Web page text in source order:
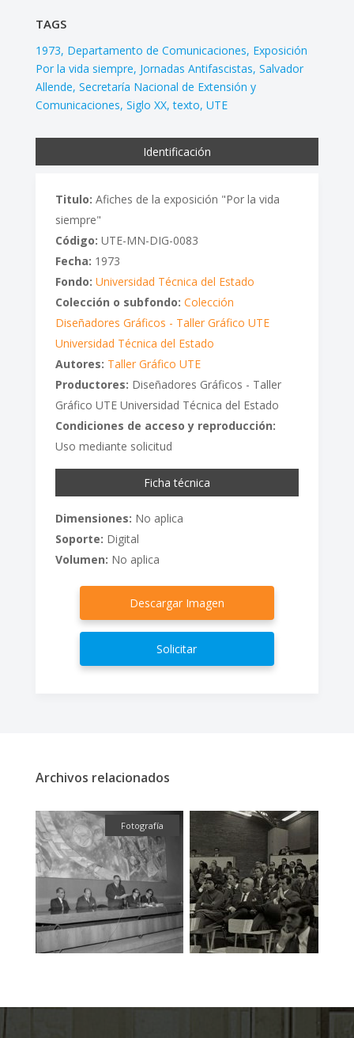
TAGS
1973 Departamento de Comunicaciones Exposición
Por la vida siempre Jornadas Antifascistas Salvador
Allende Secretaría Nacional de Extensión y
Comunicaciones Siglo XX texto UTE
Identificación
Titulo: Afiches de la exposición "Por la vida
siempre"
Código: UTE-MN-DIG-0083
Fecha: 1973
Fondo: Universidad Técnica del Estado
Colección o subfondo: Colección
Diseñadores Gráficos - Taller Gráfico UTE
Universidad Técnica del Estado
Autores: Taller Gráfico UTE
Productores: Diseñadores Gráficos - Taller
Gráfico UTE Universidad Técnica del Estado
Condiciones de acceso y reproducción:
Uso mediante solicitud
Ficha técnica
Dimensiones: No aplica
Soporte: Digital
Volumen: No aplica
Descargar Imagen
Solicitar
Archivos relacionados
Fotografía